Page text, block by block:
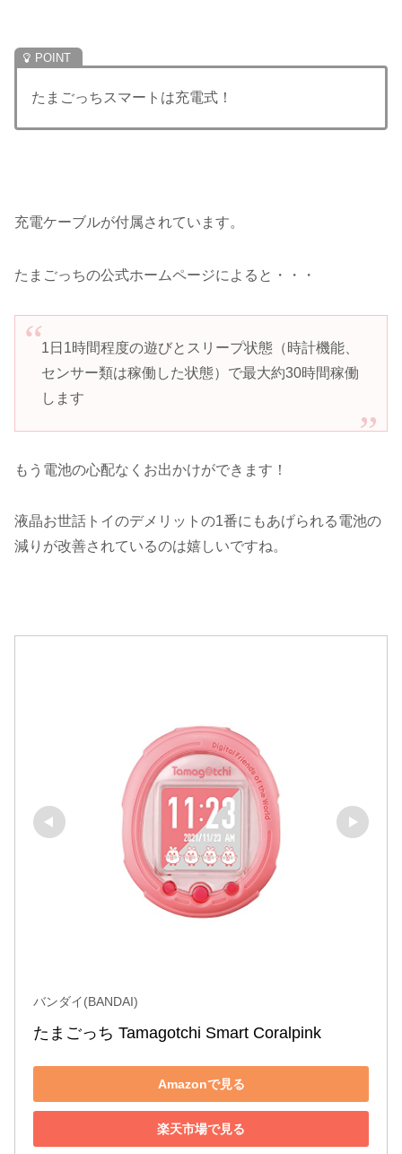
たまごっちスマートは充電式！
充電ケーブルが付属されています。
たまごっちの公式ホームページによると・・・
1日1時間程度の遊びとスリープ状態（時計機能、
センサー類は稼働した状態）で最大約30時間稼働
します
もう電池の心配なくお出かけができます！
液晶お世話トイのデメリットの1番にもあげられる電池の
減りが改善されているのは嬉しいですね。
バンダイ(BANDAI)
たまごっち Tamagotchi Smart Coralpink
Amazonで見る
楽天市場で見る